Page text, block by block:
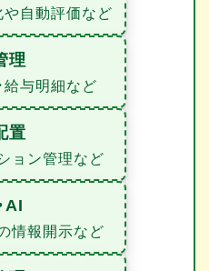
自動評価など
理
給与明細など
置
ョン管理など
AI
情報開示など